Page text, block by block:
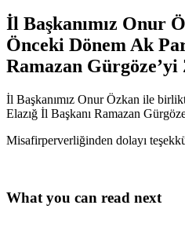
İl Başkanımız Onur
Önceki Dönem Ak
Ramazan
İl Başkanımız Onur Özkan ile
Elazığ İl Başkanı Ramazan
Misafirperverliğinden dolayı
What you can read next